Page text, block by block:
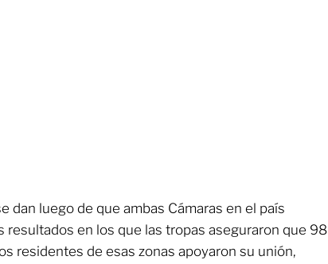
dan luego de que ambas Cámaras en el país
resultados en los que las tropas aseguraron que 98
residentes de esas zonas apoyaron su unión,